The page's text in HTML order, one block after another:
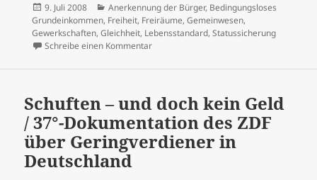
Veröffentlicht
am
9. Juli 2008 Kategorien
Anerkennung der Bürger, Bedingungsloses
Grundeinkommen, Freiheit, Freiräume, Gemeinwesen,
Gewerkschaften, Gleichheit, Lebensstandard, Statussicherung
Schreibe einen Kommentarzu Statuserhalt oder Gleichheit der
Schuften – und doch kein Geld
/ 37°-Dokumentation des ZDF
über Geringverdiener in
Deutschland